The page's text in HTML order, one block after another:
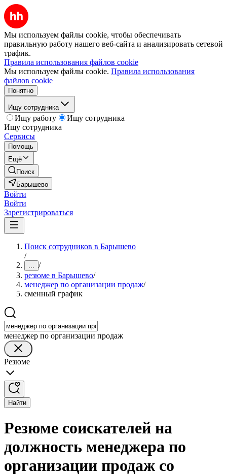
Мы используем файлы cookie, чтобы обеспечивать
правильную работу нашего веб-сайта и анализировать сетевой
трафик.
Правила использования файлов cookie
Мы используем файлы cookie. Правила использования
файлов cookie
Понятно
Ищу сотрудника
Ищу работу
Ищу сотрудника
Ищу сотрудника
Сервисы
Помощь
Ещё
Поиск
Барышево
Войти
Войти
Зарегистрироваться
Поиск сотрудников в Барышево
/
... /
резюме в Барышево/
менеджер по организации продаж/
сменный график
менеджер по организации продаж
Резюме
Найти
Резюме соискателей на
должность менеджера по
организации продаж со